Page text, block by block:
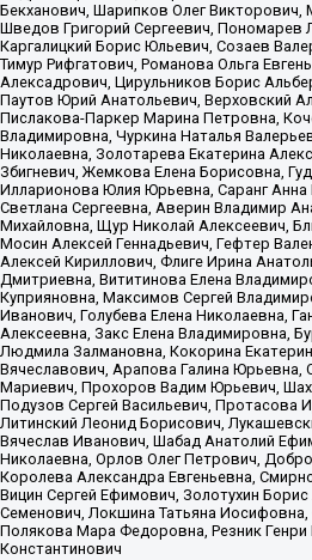
Бекханович, Шарипков Олег
Шведов Григорий Сергеевич, Пономарев
Каргалицкий Борис Юльевич, Созаев
Тимур Рифгатович, Романова Ольга
Алексадрович, Цирульников Борис
Паутов Юрий Анатольевич, Верховский
Пислакова-Паркер Марина Петровна,
Владимировна, Чуркина Наталья
Николаевна, Золотарева Екатерина
Збигневич, Жемкова Елена Борисовна,
Илларионова Юлия Юрьевна, Саранг Анна
Светлана Сергеевна, Аверин Владимир
Михайловна, Щур Николай Алексеевич,
Мосин Алексей Геннадьевич, Гефтер
Алексей Кириллович, Флиге Ирина
Дмитриевна, Вититинова Елена
Куприяновна, Максимов Сергей
Иванович, Голубева Елена Николаевна,
Алексеевна, Закс Елена Владимировна,
Людмила Залмановна, Кокорина
Вячеславович, Арапова Галина Юрьевна,
Мариевич, Прохоров Вадим Юрьевич,
Подузов Сергей Васильевич, Протасова
Литинский Леонид Борисович,
Вячеслав Иванович, Шабад Анатолий
Николаевна, Орлов Олег Петрович,
Королева Александра Евгеньевна,
Вицин Сергей Ефимович, Золотухин
Семенович, Локшина Татьяна
Полякова Мара Федоровна, Резник
Константинович